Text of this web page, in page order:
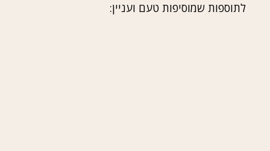
לתוספות שמוסיפות טעם ועניין: